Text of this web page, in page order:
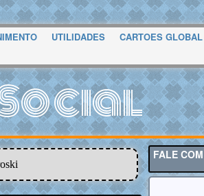
UTILIDADES CARTOES GLOBAL
FALE